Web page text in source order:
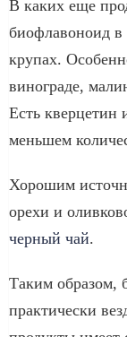
В каких еще
биофлавоноид в
крупах.
винограде,
Есть кверцетин
меньшем
Хорошим
орехи и
черный чай.
Таким образом,
практически